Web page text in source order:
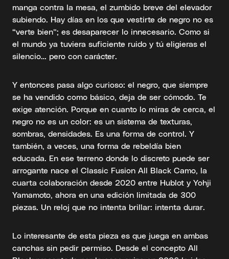
manga contra la mesa, el zumbido breve del elevador
subiendo. Hay días en los que vestirte de negro no es
“verte bien”; es desaparecer lo innecesario. Como si
el mundo ya tuviera suficiente ruido y tú eligieras el
silencio… pero con carácter.
Y entonces pasa algo curioso: el negro, que siempre
se ha vendido como básico, deja de ser cómodo. Te
exige atención. Porque en cuanto lo miras de cerca, el
negro no es un color: es un sistema de texturas,
sombras, densidades. Es una forma de control. Y
también, a veces, una forma de rebeldía bien
educada. En ese terreno donde lo discreto puede ser
arrogante nace el Classic Fusion All Black Camo, la
cuarta colaboración desde 2020 entre Hublot y Yohji
Yamamoto, ahora en una edición limitada de 300
piezas. Un reloj que no intenta brillar: intenta durar.
Lo interesante de esta pieza es que juega en ambas
canchas sin pedir permiso. Desde el concepto All